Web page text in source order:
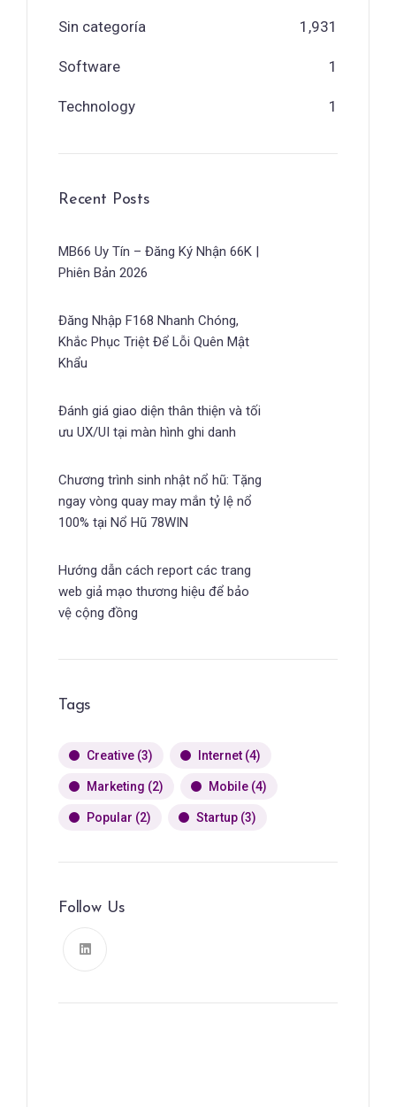
Sin categoría 1,931
Software 1
Technology 1
Recent Posts
MB66 Uy Tín – Đăng Ký Nhận 66K |
Phiên Bản 2026
Đăng Nhập F168 Nhanh Chóng,
Khắc Phục Triệt Để Lỗi Quên Mật
Khẩu
Đánh giá giao diện thân thiện và tối
ưu UX/UI tại màn hình ghi danh
Chương trình sinh nhật nổ hũ: Tặng
ngay vòng quay may mắn tỷ lệ nổ
100% tại Nổ Hũ 78WIN
Hướng dẫn cách report các trang
web giả mạo thương hiệu để bảo
vệ cộng đồng
Tags
Creative (3) Internet (4)
Marketing (2) Mobile (4)
Popular (2) Startup (3)
Follow Us